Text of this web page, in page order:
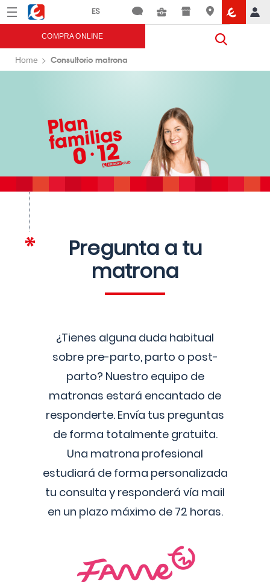
Menú Eroski
COMPRA ONLINE
Home Consultorio matrona
Pregunta a tu
matrona
¿Tienes alguna duda habitual
sobre pre-parto, parto o post-
parto? Nuestro equipo de
matronas estará encantado de
responderte. Envía tus preguntas
de forma totalmente gratuita.
Una matrona profesional
estudiará de forma personalizada
tu consulta y responderá vía mail
en un plazo máximo de 72 horas.